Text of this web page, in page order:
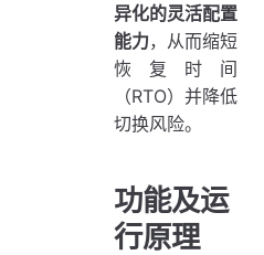
异化的灵活配置
能力，从而缩短
恢复时间
（RTO）并降低
切换风险。
功能及运
行原理